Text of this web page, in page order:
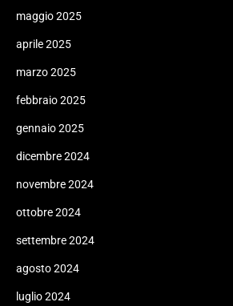
maggio 2025
aprile 2025
marzo 2025
febbraio 2025
gennaio 2025
dicembre 2024
novembre 2024
ottobre 2024
settembre 2024
agosto 2024
luglio 2024